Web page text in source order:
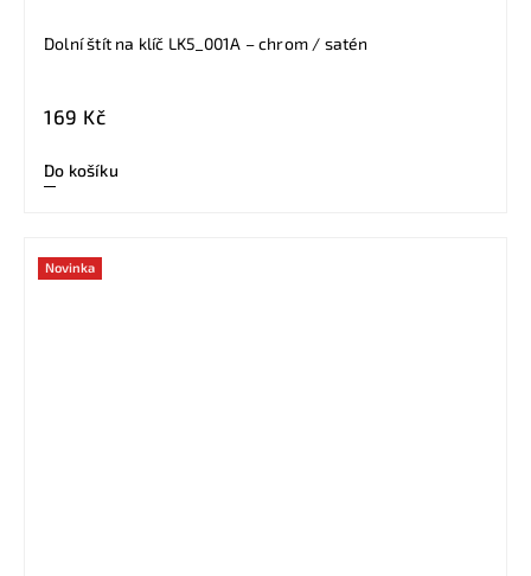
Dolní štít na klíč LK5_001A – chrom / satén
169 Kč
Do košíku
Novinka